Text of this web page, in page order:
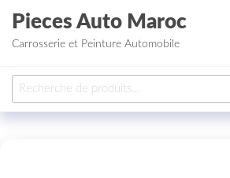
Aller au contenu
Pieces Auto Maroc
Carrosserie et Peinture Automobile
Recherche pour :